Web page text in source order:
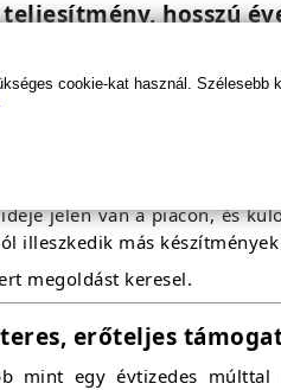
hosszú
régóta elérhető
választják.
jelen van a piacon, és
illeszkedik más
megoldást keresel.
erőteljes
mint egy évtizedes múlttal
cookie-kat használ.